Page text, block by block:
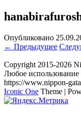
Опубликовано
← Предыдущее
Copyright 2015-2026
Любое использование
https://www.nippon-
Iconic One Theme |